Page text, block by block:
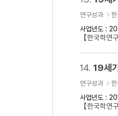
연구성과
사업년도 :
【한국학
14. 19세
연구성과
사업년도 :
【한국학